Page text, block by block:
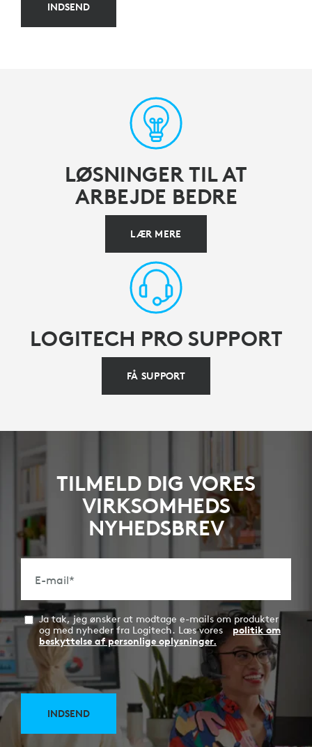
INDSEND
LØSNINGER TIL AT
ARBEJDE BEDRE
LÆR MERE
LOGITECH PRO SUPPORT
FÅ SUPPORT
TILMELD DIG VORES
VIRKSOMHEDS
NYHEDSBREV
E-mail*
Ja tak, jeg ønsker at modtage e-mails om produkter
og med nyheder fra Logitech. Læs vores
politik om
beskyttelse af personlige oplysninger.
INDSEND